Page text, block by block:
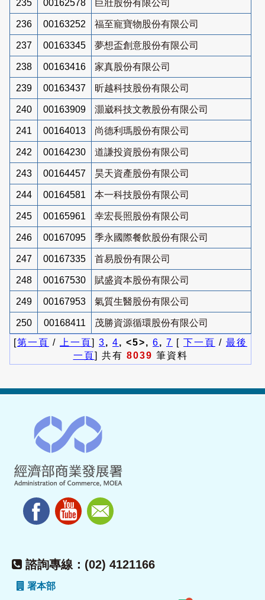
235 00162578 巨壯股份有限公司
236 00163252 福至寵寶物股份有限公司
237 00163345 夢想盃創意股份有限公司
238 00163416 家真股份有限公司
239 00163437 昕越科技股份有限公司
240 00163909 灝崴科技文教股份有限公司
241 00164013 尚德利瑪股份有限公司
242 00164230 道謙投資股份有限公司
243 00164457 昊天資產股份有限公司
244 00164581 本一科技股份有限公司
245 00165961 幸宏長照股份有限公司
246 00167095 季永國際餐飲股份有限公司
247 00167335 首易股份有限公司
248 00167530 賦盛資本股份有限公司
249 00167953 氣質生醫股份有限公司
250 00168411
茂勝資源循環股份有限公司
[第一頁 / 上一頁] 3, 4, <5>, 6, 7 [ 下一頁 / 最後
一頁] 共有 8039 筆資料
諮詢專線：(02) 4121166
署本部